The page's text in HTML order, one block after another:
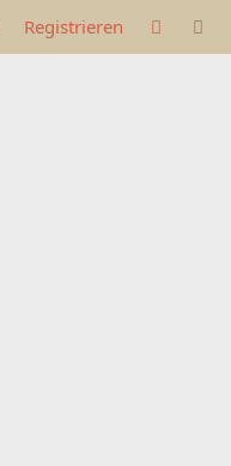
Registrieren